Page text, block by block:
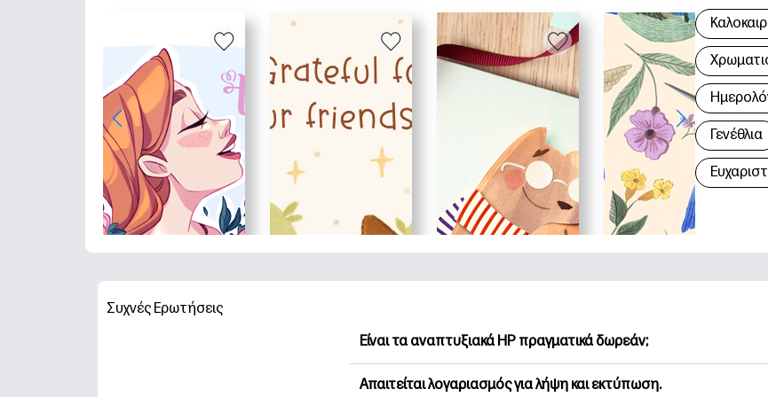
Γενέθλια
Συχνές Ερωτήσεις
Είναι τα αναπτυξιακά HP πραγματικά δωρεάν;
Η HP Printables προσφέρει 2,500+ δωρεάν εκτυπώσιμα για λήψη
Απαιτείται λογαριασμός για λήψη και εκτύπωση.